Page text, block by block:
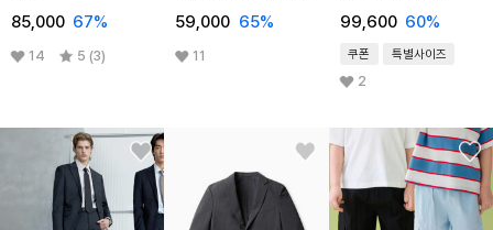
85,000 67%
14 5 (3)
59,000 65%
11
99,600 60%
쿠폰 특별사이즈
2